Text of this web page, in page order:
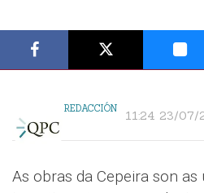
REDACCIÓN 11:24 23/07/
As obras da Cepeira son